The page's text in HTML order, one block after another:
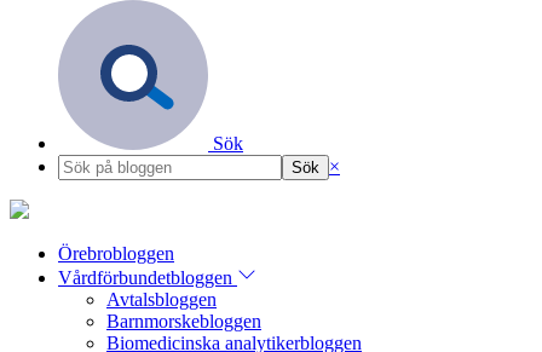
Sök
×
Örebrobloggen
Vårdförbundetbloggen
Avtalsbloggen
Barnmorskebloggen
Biomedicinska analytikerbloggen